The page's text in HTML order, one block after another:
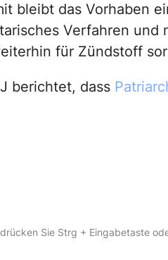
bleibt das Vorhaben
Verfahren und
für Zündstoff
berichtet, dass
Sie Strg + Eingabetaste